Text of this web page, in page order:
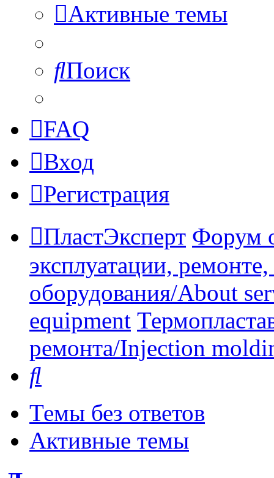
Активные темы
Поиск
FAQ
Вход
Регистрация
ПластЭксперт Форум
эксплуатации,
оборудования/About
equipment
ремонта/Injection
Темы без ответов
Активные темы